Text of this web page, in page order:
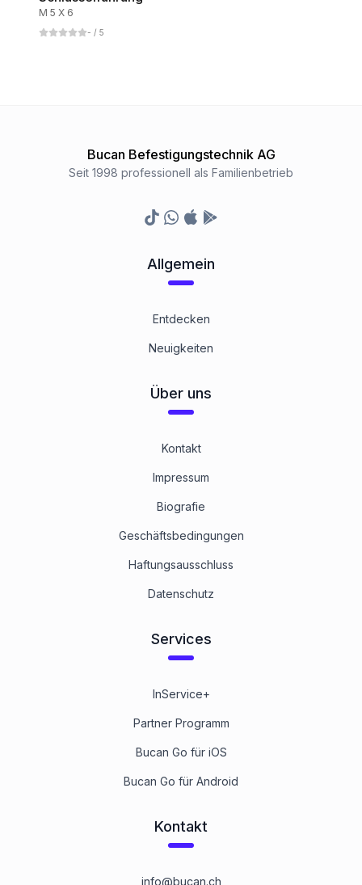
M 5 X 6
- / 5
Bucan Befestigungstechnik AG
Seit 1998 professionell als Familienbetrieb
TikTokWhatsapp
Appstore
Google Play Store
Allgemein
Entdecken
Neuigkeiten
Über uns
Kontakt
Impressum
Biografie
Geschäftsbedingungen
Haftungsausschluss
Datenschutz
Services
InService+
Partner Programm
Bucan Go für iOS
Bucan Go für Android
Kontakt
info@bucan.ch